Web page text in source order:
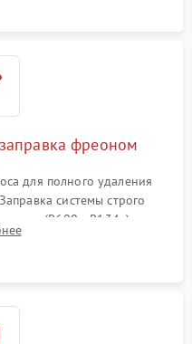
фреоном
для полного удаления
системы строго
(R600a, R134a) по
давления в системе.